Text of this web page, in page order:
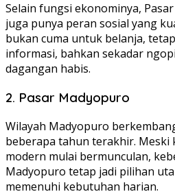
Selain fungsi ekonominya,
juga punya peran sosial yang
bukan cuma untuk belanja,
informasi, bahkan sekadar
dagangan habis.
2. Pasar Madyopuro
Wilayah Madyopuro
beberapa tahun terakhir. Meski
modern mulai bermunculan,
Madyopuro tetap jadi pilihan
memenuhi kebutuhan harian.